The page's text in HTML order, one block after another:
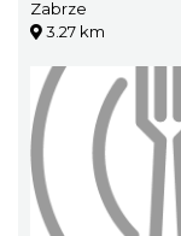
Zabrze
3.27 km